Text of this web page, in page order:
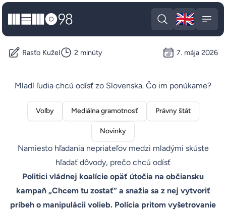
MEMO98
Open search
🇬🇧
Rasťo Kužel 2 minúty 7. mája 2026
Mladí ľudia chcú odísť zo Slovenska. Čo im ponúkame?
Voľby Mediálna gramotnosť Právny štát
Novinky
Namiesto hľadania nepriateľov medzi mladými skúste
hľadať dôvody, prečo chcú odísť
Politici vládnej koalície opäť útočia na občiansku
kampaň „Chcem tu zostať“ a snažia sa z nej vytvoriť
príbeh o manipulácii volieb. Polícia pritom vyšetrovanie